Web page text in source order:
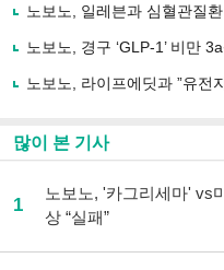
유
기
노보노, 일레븐과 심혈관질
노보노, 경구 ‘GLP-1’ 비만
노보노, 라이프에딧과 ”유전
많이 본 기사
1
노보노, '카그리세마' vs
상 “실패”